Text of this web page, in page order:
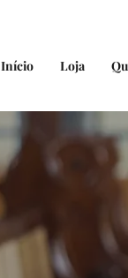
Início Loja